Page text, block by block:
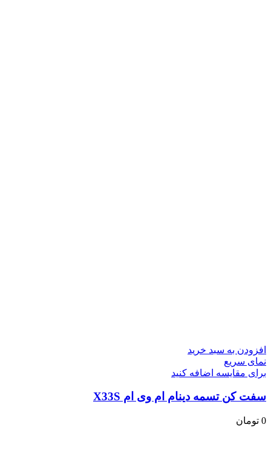
افزودن به سبد خرید
نمای سریع
برای مقایسه اضافه کنید
سفت کن تسمه دینام ام وی ام X33S
0 تومان